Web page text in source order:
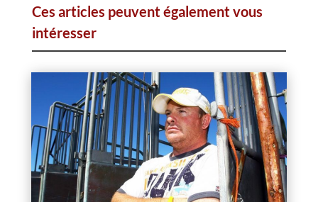
Ces articles peuvent également vous
intéresser